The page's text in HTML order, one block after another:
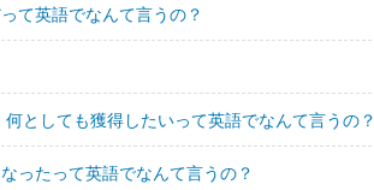
て英語でなんて言うの？
としても獲得したいって英語でなんて言うの？
ったって英語でなんて言うの？